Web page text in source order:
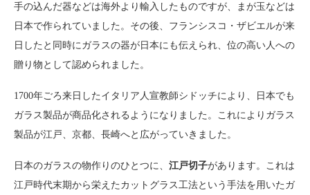
手の込んだ器などは海外より輸入したものですが、まが玉などは
日本で作られていました。その後、フランシスコ・ザビエルが来
日したと同時にガラスの器が日本にも伝えられ、位の高い人への
贈り物として認められました。
1700年ごろ来日したイタリア人宣教師シドッチにより、日本でも
ガラス製品が商品化されるようになりました。これによりガラス
製品が江戸、京都、長崎へと広がっていきました。
日本のガラスの物作りのひとつに、 江戸切子があります。これは
江戸時代末期から栄えたカットグラス工法という手法を用いたガ